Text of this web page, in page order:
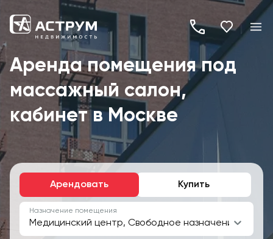
+7
(495)
260-
19-
Аренда помещения под
массажный салон,
кабинет в Москве
Арендовать Купить
Назначение помещения
Медицинский центр, Свободное назначение